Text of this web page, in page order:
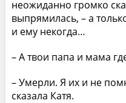
неожиданно громко
выпрямилась, – а
и ему некогда…
– А твои папа и мама
– Умерли. Я их и не
сказала Катя.